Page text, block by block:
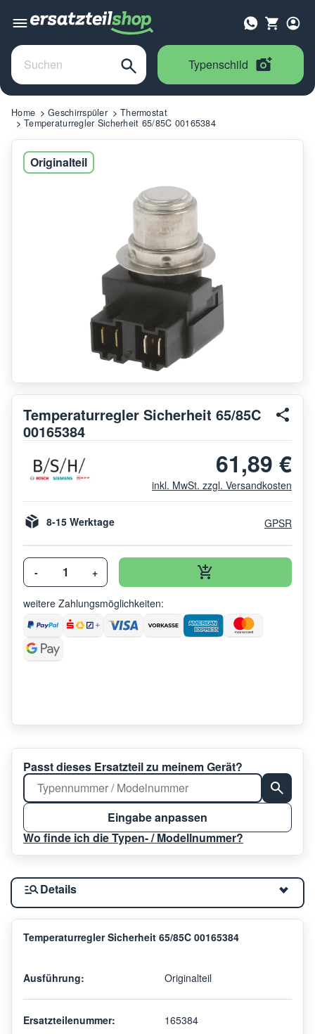
Typenschild
Home Geschirrspüler
Thermostat
Temperaturregler Sicherheit 65/85C 00165384
Originalteil
Temperaturregler Sicherheit 65/85C
00165384
61,89 €
inkl. MwSt. zzgl. Versandkosten
8-15 Werktage GPSR
- +
weitere Zahlungsmöglichkeiten:
Passt dieses Ersatzteil zu meinem Gerät?
Eingabe anpassen
Wo finde ich die Typen- / Modellnummer?
Details
Temperaturregler Sicherheit 65/85C 00165384
Ausführung: Originalteil
Ersatzteilenummer: 165384